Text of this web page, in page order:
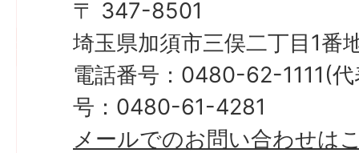
〒 347-8501
埼玉県加須市三俣二丁目1番
電話番号：0480-62-1111(
号：0480-61-4281
メールでのお問い合わせは